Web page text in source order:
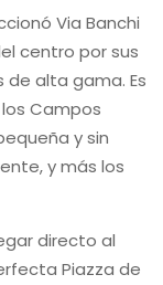
Via Banchi
centro por sus
alta gama. Es
Campos
y sin
y más los
directo al
Piazza de